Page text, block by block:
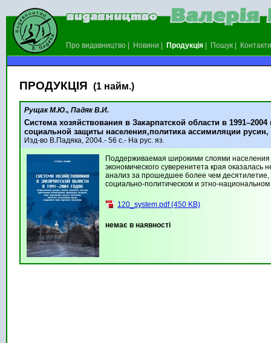
Про видавництво Новини Продукція Пошук Контакти
ПРОДУКЦІЯ (1 найм.)
Рущак М.Ю., Падяк В.И.
Система хозяйствования в Закарпатской области в
социальной защиты населения,политика ассимиляции
Изд-во В.Падяка, 2004.- 56 с.- На рус. яз.
Поддерживаемая широкими слоями населения
экономического суверенитета края
анализ за прошедшее более чем десятилетие,
социально-политическом и этно-
120_system.pdf (450 KB)
немає в наявності